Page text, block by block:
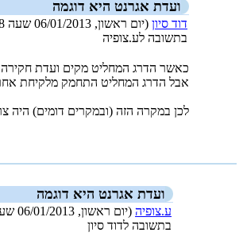
ועדת אגרנט היא דוגמה
דוד סיון (יום ראשון, 06/01/2013 שעה 7:38)
בתשובה לע.צופיה
כאשר הדרג המחליט מקים ועדת חקירה
אבל הדרג המחליט התחמק מלקיחת
לכן במקרה הזה (ובמקרים דומים) היה
ועדת אגרנט היא דוגמה
ע.צופיה (יום ראשון, 06/01/2013 שעה 8:21)
בתשובה לדוד סיון